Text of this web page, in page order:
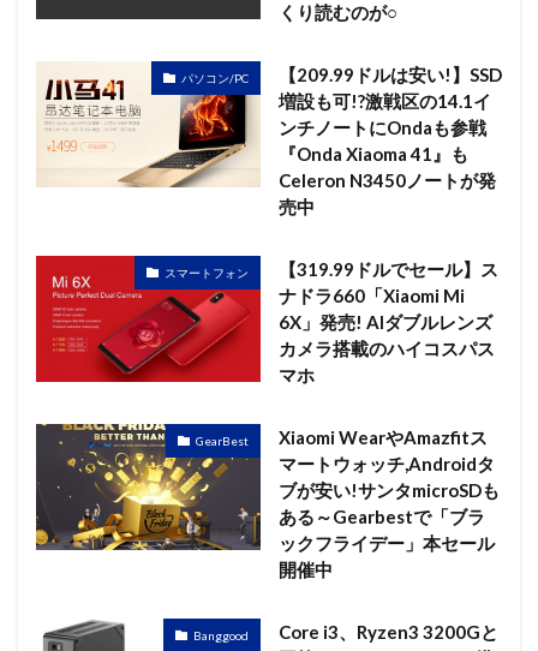
くり読むのが○
パソコン/PC
【209.99ドルは安い!】SSD
増設も可!?激戦区の14.1イ
ンチノートにOndaも参戦
『Onda Xiaoma 41』も
Celeron N3450ノートが発
売中
スマートフォン
【319.99ドルでセール】ス
ナドラ660「Xiaomi Mi
6X」発売! AIダブルレンズ
カメラ搭載のハイコスパス
マホ
GearBest
Xiaomi WearやAmazfitス
マートウォッチ,Androidタ
ブが安い!サンタmicroSDも
ある～Gearbestで「ブラ
ックフライデー」本セール
開催中
Banggood
Core i3、Ryzen3 3200Gと